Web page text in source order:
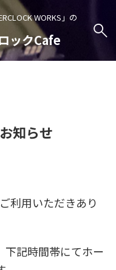
WORKS」の
ックCafe
知らせ
利用いただきあり
下記時間帯にてホー